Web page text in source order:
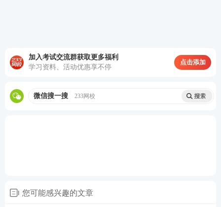
2.锁定核心考点：整合多年真题，集中呈现各章节高
点需要重点钻研、哪些内容简单了解即可，告别盲目
复习。
▶ 活动时间：5月20日起免费领取，每科限量50
加入考试交流群获取更多福利
学习资料、活动优惠享不停
点击添加
微信搜一搜 233网校
您可能感兴趣的文章